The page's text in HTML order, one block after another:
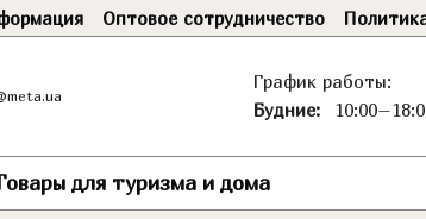
Оптовое сотрудничество
График работы:
Будние:
для туризма и дома